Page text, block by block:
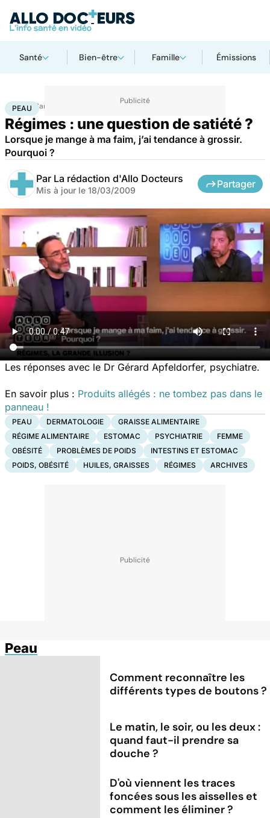
Santé Bien-être Famille Émissions
Accueil Santé
PEAU
Régimes : une question de satiété ?
Lorsque je mange à ma faim, j’ai tendance à grossir.
Pourquoi ?
Par La rédaction d'Allo Docteurs
Mis à jour le 18/03/2009
Partager
Les réponses avec le Dr Gérard Apfeldorfer, psychiatre.
En savoir plus : Produits allégés : ne tombez pas dans le
panneau !
PEAU DERMATOLOGIE
GRAISSE ALIMENTAIRE
RÉGIME ALIMENTAIRE
ESTOMAC PSYCHIATRIE
FEMME
OBÉSITÉ
PROBLÈMES DE POIDS
INTESTINS ET ESTOMAC
POIDS, OBÉSITÉ
HUILES, GRAISSES RÉGIMES ARCHIVES
Peau
Comment reconnaître les
différents types de boutons ?
Le matin, le soir, ou les deux :
quand faut-il prendre sa
douche ?
D'où viennent les traces
foncées sous les aisselles et
comment les éliminer ?